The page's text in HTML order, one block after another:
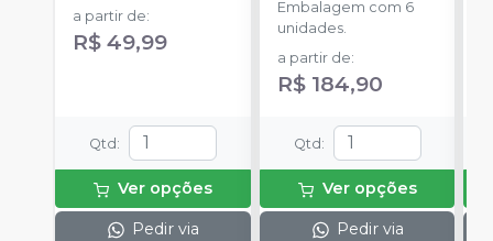
a partir de:
R$ 49,99
Qtd :
Ver opções
Pedir via
Embalagem com 6
unidades.
a partir de:
R$ 184,90
Qtd :
Ver opções
Pedir via